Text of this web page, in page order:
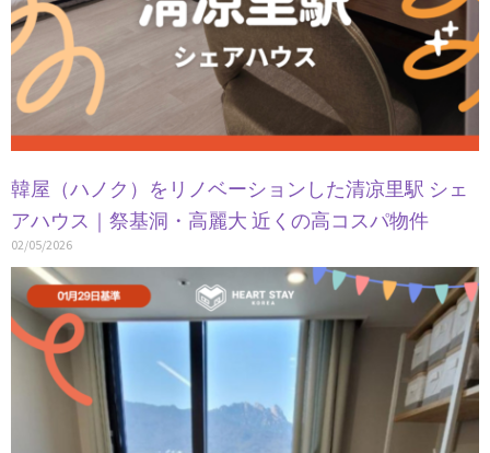
韓屋（ハノク）をリノベーションした清凉里駅 シェ
アハウス｜祭基洞・高麗大 近くの高コスパ物件
02/05/2026